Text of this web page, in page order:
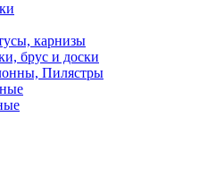
карнизы
брус и доски
Пилястры